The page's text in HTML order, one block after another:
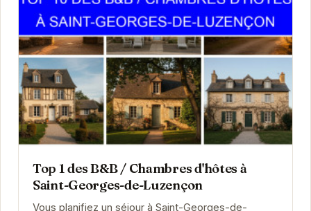
Top 1 des B&B / Chambres d'hôtes à
Saint-Georges-de-Luzençon
Vous planifiez un séjour à Saint-Georges-de-